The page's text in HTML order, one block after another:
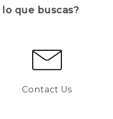
que buscas?
Contact Us